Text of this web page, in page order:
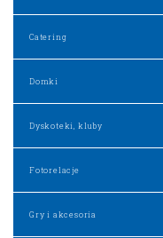
Catering
Domki
Dyskoteki, kluby
Fotorelacje
Gry i akcesoria